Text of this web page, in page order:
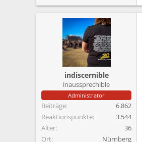
indiscernible
inaussprechible
Administrator
Beiträge
6.862
Reaktionspunkte
3.544
Alter
36
Ort
Nürnberg